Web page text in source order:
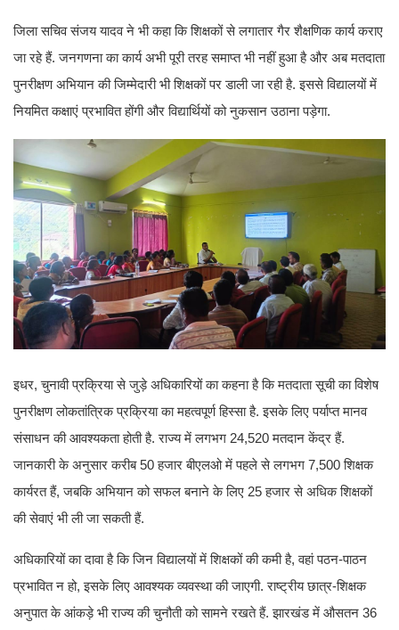
जिला सचिव संजय यादव ने भी कहा कि शिक्षकों से लगातार गैर शैक्षणिक कार्य कराए
जा रहे हैं. जनगणना का कार्य अभी पूरी तरह समाप्त भी नहीं हुआ है और अब मतदाता
पुनरीक्षण अभियान की जिम्मेदारी भी शिक्षकों पर डाली जा रही है. इससे विद्यालयों में
नियमित कक्षाएं प्रभावित होंगी और विद्यार्थियों को नुकसान उठाना पड़ेगा.
इधर, चुनावी प्रक्रिया से जुड़े अधिकारियों का कहना है कि मतदाता सूची का विशेष
पुनरीक्षण लोकतांत्रिक प्रक्रिया का महत्वपूर्ण हिस्सा है. इसके लिए पर्याप्त मानव
संसाधन की आवश्यकता होती है. राज्य में लगभग 24,520 मतदान केंद्र हैं.
जानकारी के अनुसार करीब 50 हजार बीएलओ में पहले से लगभग 7,500 शिक्षक
कार्यरत हैं, जबकि अभियान को सफल बनाने के लिए 25 हजार से अधिक शिक्षकों
की सेवाएं भी ली जा सकती हैं.
अधिकारियों का दावा है कि जिन विद्यालयों में शिक्षकों की कमी है, वहां पठन-पाठन
प्रभावित न हो, इसके लिए आवश्यक व्यवस्था की जाएगी. राष्ट्रीय छात्र-शिक्षक
अनुपात के आंकड़े भी राज्य की चुनौती को सामने रखते हैं. झारखंड में औसतन 36